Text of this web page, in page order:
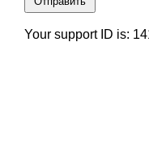
Your support ID is: